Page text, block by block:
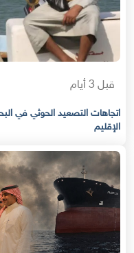
قبل 3 أيام
اتجاهات التصعيد الحوثي في
الإقليم